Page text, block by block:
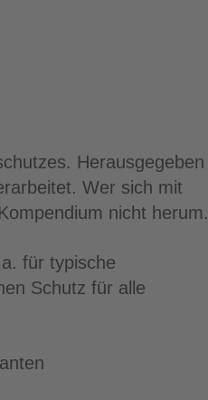
Herausgegeben
Wer sich mit
nicht herum.
für typische
Schutz für alle